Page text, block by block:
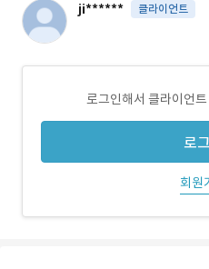
ji****** 클라이언트
로그인해서 클라이언
로
회원